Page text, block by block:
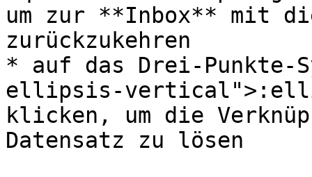
um zur **Inbox** mit
zurückzukehren
* auf das Drei-Punkte-
ellipsis-
klicken, um die
Datensatz zu lösen